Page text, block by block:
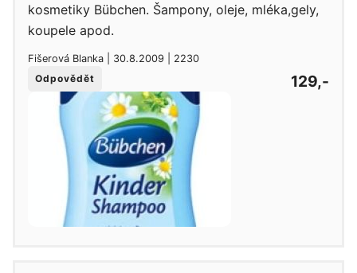
kosmetiky Bübchen. Šampony, oleje, mléka,gely,
koupele apod.
Fišerová Blanka | 30.8.2009 | 2230
Odpovědět
129,-